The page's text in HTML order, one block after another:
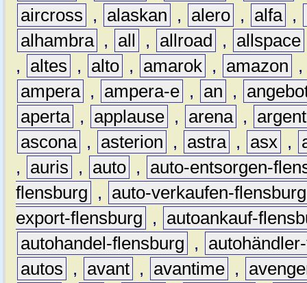
aircross
, alaskan , alero , alfa ,
alhambra , all , allroad , allspace
,
altes , alto , amarok , amazon
ampera , ampera-e , an ,
aperta , applause , arena ,
ascona , asterion , astra , asx ,
,
auris , auto ,
auto-entsorgen-
flensburg
,
auto-verkaufen-flensburg
export-flensburg
,
autoankauf-
autohandel-flensburg
,
autos
, avant , avantime ,